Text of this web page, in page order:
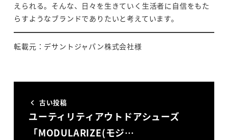
えられる。そんな、日々を生きていく生活者に自信をもた
らすようなブランドでありたいと考えています。
転載元：デサントジャパン株式会社様
古い投稿
ユーティリティアウトドアシューズ
「MODULARIZE(モジ…